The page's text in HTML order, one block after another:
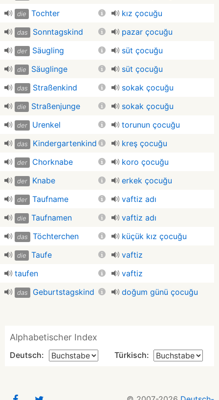
die Tochter kız çocuğu
das Sonntagskind pazar çocuğu
der Säugling süt çocuğu
die Säuglinge süt çocuğu
das Straßenkind sokak çocuğu
die Straßenjunge sokak çocuğu
der Urenkel torunun çocuğu
das Kindergartenkind kreş çocuğu
der Chorknabe koro çocuğu
der Knabe erkek çocuğu
der Taufname vaftiz adı
die Taufnamen vaftiz adı
das Töchterchen küçük kız çocuğu
die Taufe
vaftiz
taufen
vaftiz
das Geburtstagskind doğum günü çocuğu
Alphabetischer Index
Deutsch: Türkisch: